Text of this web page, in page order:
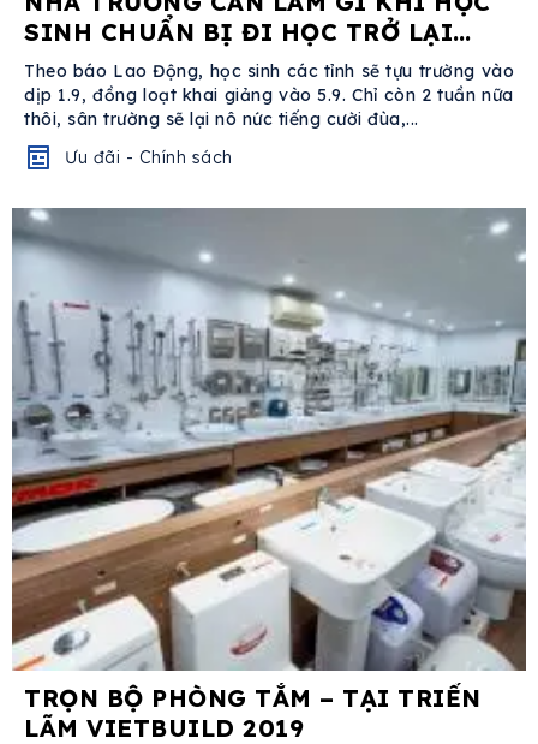
SINH CHUẨN BỊ ĐI HỌC TRỞ LẠI
TRONG MÙA DỊCH COVID-19?
Theo báo Lao Động, học sinh các tỉnh sẽ tựu trường vào
dịp 1.9, đồng loạt khai giảng vào 5.9. Chỉ còn 2 tuần nữa
thôi, sân trường sẽ lại nô nức tiếng cười đùa,...
Ưu đãi - Chính sách
TRỌN BỘ PHÒNG TẮM – TẠI TRIỂN
LÃM VIETBUILD 2019